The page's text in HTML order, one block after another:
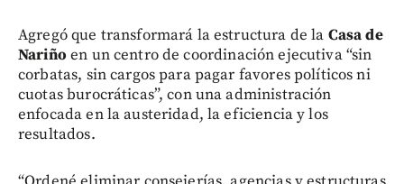
Agregó que transformará la estructura de la Casa de
Nariño en un centro de coordinación ejecutiva “sin
corbatas, sin cargos para pagar favores políticos ni
cuotas burocráticas”, con una administración
enfocada en la austeridad, la eficiencia y los
resultados.